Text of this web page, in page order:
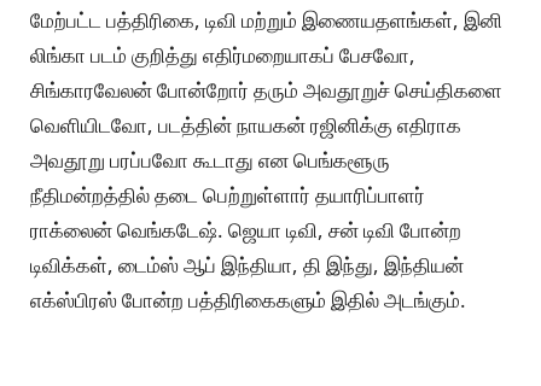
மேற்பட்ட பத்திரிகை, டிவி மற்றும் இணையதளங்கள், இனி
லிங்கா படம் குறித்து எதிர்மறையாகப் பேசவோ,
சிங்காரவேலன் போன்றோர் தரும் அவதூறுச் செய்திகளை
வெளியிடவோ, படத்தின் நாயகன் ரஜினிக்கு எதிராக
அவதூறு பரப்பவோ கூடாது என பெங்களூரு
நீதிமன்றத்தில் தடை பெற்றுள்ளார் தயாரிப்பாளர்
ராக்லைன் வெங்கடேஷ். ஜெயா டிவி, சன் டிவி போன்ற
டிவிக்கள், டைம்ஸ் ஆப் இந்தியா, தி இந்து, இந்தியன்
எக்ஸ்பிரஸ் போன்ற பத்திரிகைகளும் இதில் அடங்கும்.